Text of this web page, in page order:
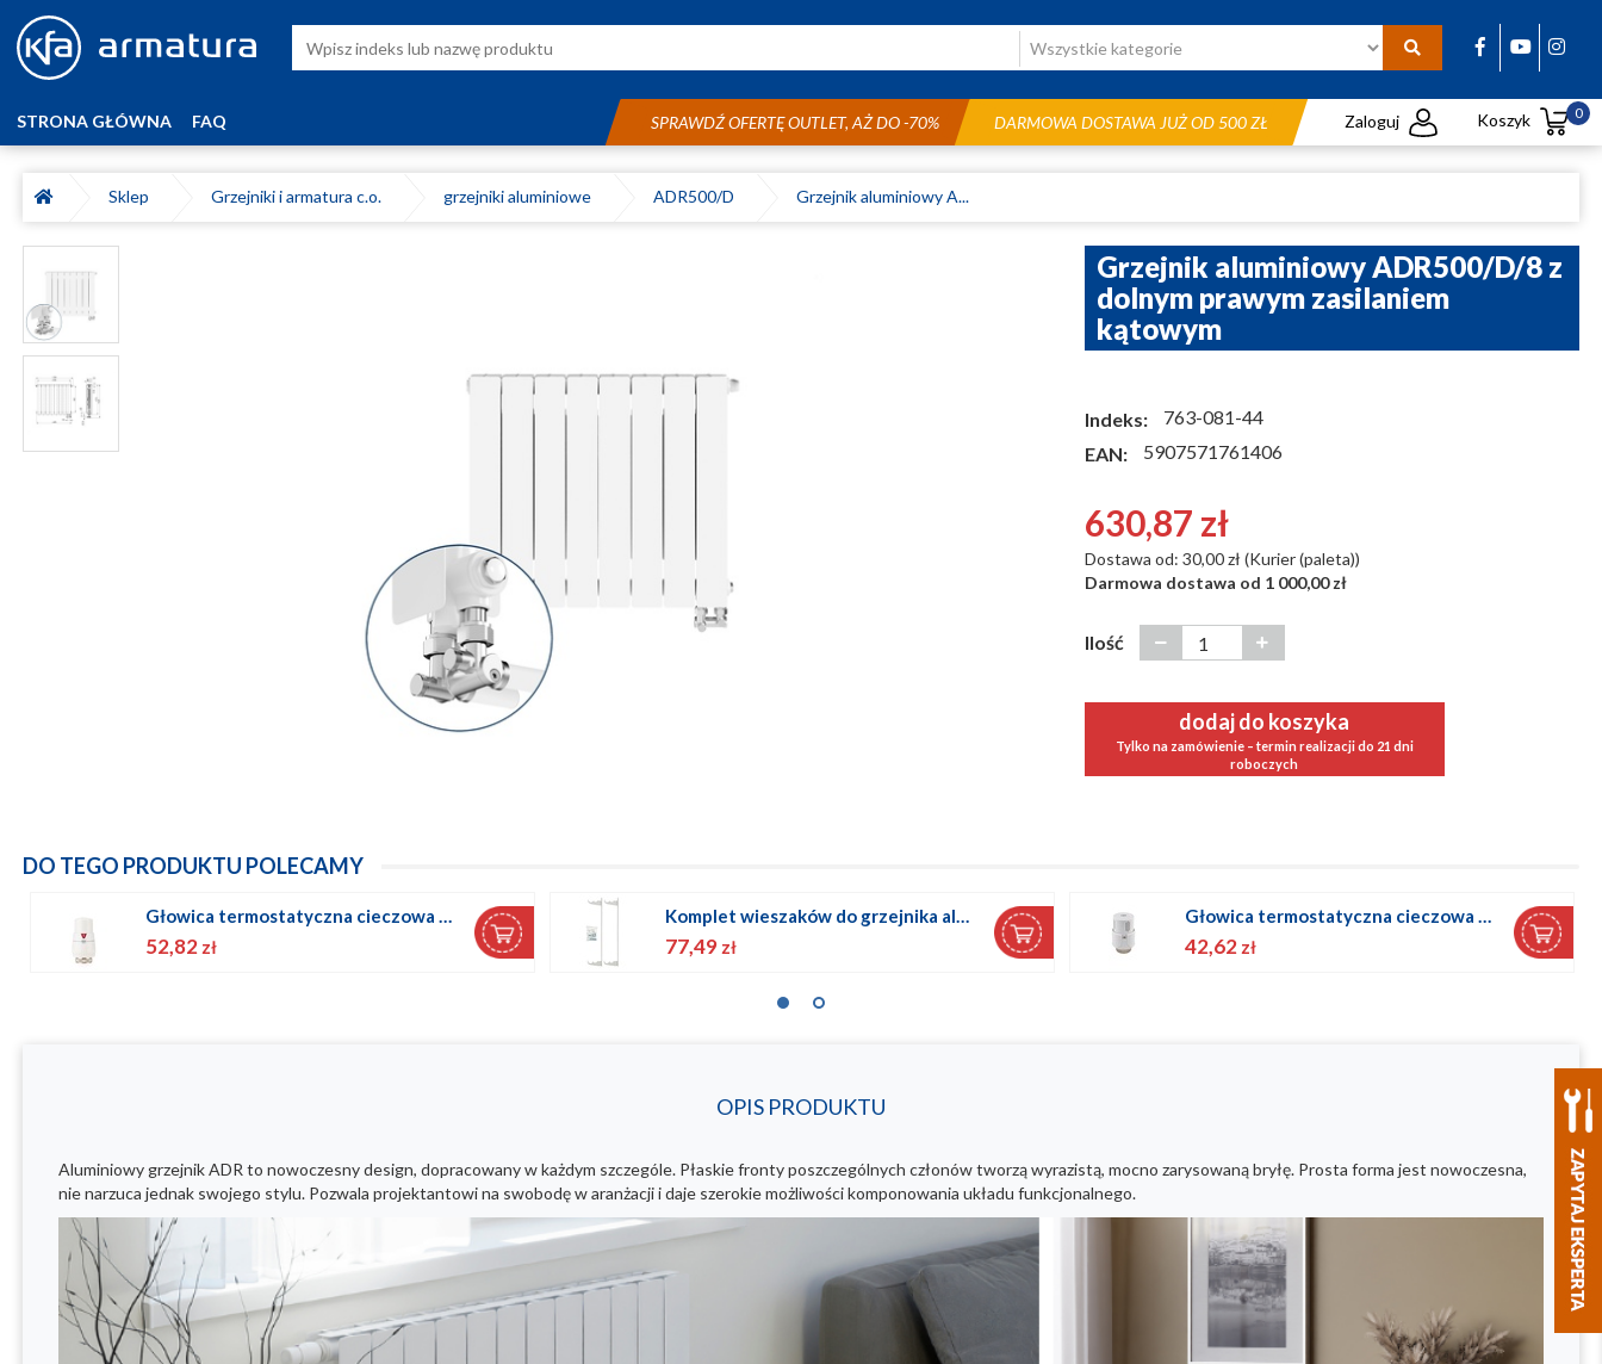
STRONA GŁÓWNA FAQ SPRAWDŹ OFERTĘ OUTLET, AŻ DO -70% DARMOWA DOSTAWA JUŻ OD 500 ZŁ Zaloguj Koszyk 0
Sklep Grzejniki i armatura c.o. grzejniki aluminiowe ADR500/D Grzejnik aluminiowy A...
Grzejnik aluminiowy ADR500/D/8 z
dolnym prawym zasilaniem
kątowym
Indeks:
763-081-44
EAN:
5907571761406
630,87 zł
Dostawa od: 30,00 zł (Kurier (paleta))
Darmowa dostawa od 1 000,00 zł
Ilość
dodaj do koszyka
Tylko na zamówienie – termin realizacji do 21 dni
roboczych
DO TEGO PRODUKTU POLECAMY
Wieszak do grzejników z kołkiem rozporowym BIAŁY 1szt.
5,35zł
Komplet wsporników - wieszaków do grzejnika aluminiowego
47,06 zł
Głowica termostatyczna cieczowa GT BIAŁA
52,82 zł
OPIS PRODUKTU
Aluminiowy grzejnik ADR to nowoczesny design, dopracowany w każdym szczególe. Płaskie fronty poszczególnych członów tworzą wyrazistą, mocno zarysowaną bryłę. Prosta forma jest nowoczesna,
nie narzuca jednak swojego stylu. Pozwala projektantowi na swobodę w aranżacji i daje szerokie możliwości komponowania układu funkcjonalnego.